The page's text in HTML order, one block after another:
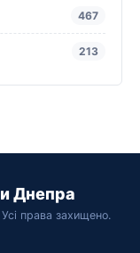
467
213
Днепра
права захищено.